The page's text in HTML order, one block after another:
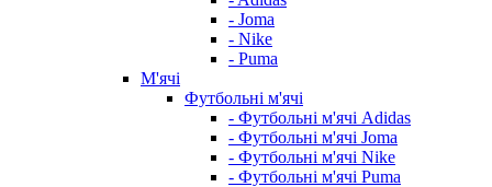
- Joma
- Nike
- Puma
М'ячі
Футбольні м'ячі
- Футбольні м'ячі Adidas
- Футбольні м'ячі Joma
- Футбольні м'ячі Nike
- Футбольні м'ячі Puma